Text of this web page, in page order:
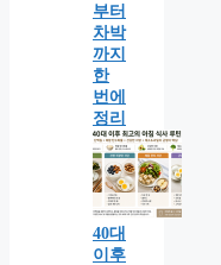
부터
차박
까지
한
번에
정리
40대
이후